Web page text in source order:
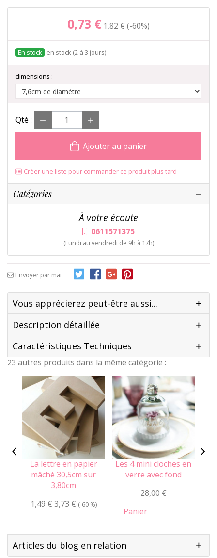
0,73 €1,82 € -60%
en stock (2 à 3 jours)
dimensions :
Qté :
Ajouter au panier
Créer une liste pour commander ce produit plus tard
Catégories
À votre écoute
0611571375
(Lundi au vendredi de 9h à 17h)
Envoyer par mail
Vous apprécierez peut-être aussi...
Description détaillée
Caractéristiques Techniques
23 autres produits dans la même catégorie :
La lettre en papier
mâché 30,5cm sur
3,80cm
1,49 € 3,73 € (-60 %)
Les 4 mini cloches en
verre avec fond
28,00 €
Panier
Articles du blog en relation